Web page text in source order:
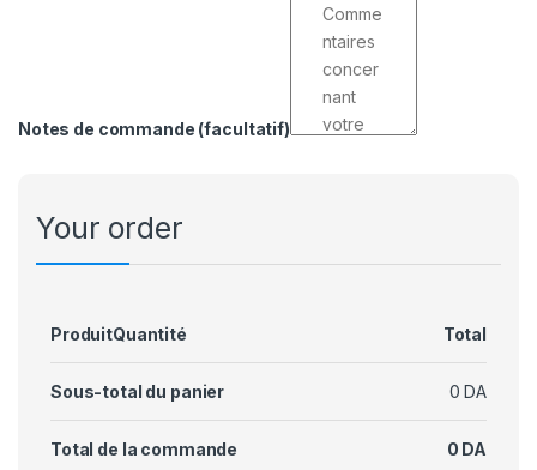
Notes de commande (facultatif)
Your order
ProduitQuantité Total
Sous-total du panier 0 DA
Total de la commande 0 DA